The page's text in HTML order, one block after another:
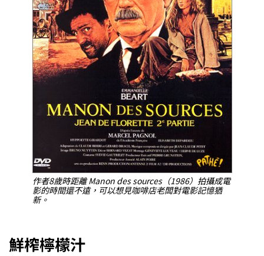
作者8歲時距離Manon des sources（1986）拍攝成電
影的時間還不遠，可以想見咖啡店老闆對電影記憶猶
新。
鮮榨檸檬汁